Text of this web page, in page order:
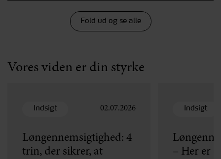
Fold ud og se alle
Vores viden er din styrke
Indsigt 02.07.2026
Løngennemsigtighed: 4
trin, der sikrer, at
Indsigt
– Her er